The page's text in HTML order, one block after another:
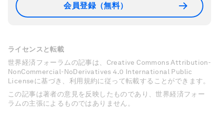
会員登録（無料）
ライセンスと転載
世界経済フォーラムの記事は、Creative Commons Attribution-
NonCommercial-NoDerivatives 4.0 International Public
Licenseに基づき、利用規約に従って転載することができます。
この記事は著者の意見を反映したものであり、世界経済フォー
ラムの主張によるものではありません。